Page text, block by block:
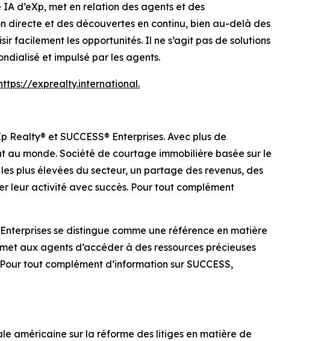
d’eXp, met en relation des agents et des
directe et des découvertes en continu, bien au-delà des
facilement les opportunités. Il ne s’agit pas de solutions
et impulsé par les agents.
exprealty.international.
et SUCCESS® Enterprises. Avec plus de
au monde. Société de courtage immobilière basée sur le
plus élevées du secteur, un partage des revenus, des
leur activité avec succès. Pour tout complément
se distingue comme une référence en matière
aux agents d’accéder à des ressources précieuses
tout complément d’information sur SUCCESS,
américaine sur la réforme des litiges en matière de